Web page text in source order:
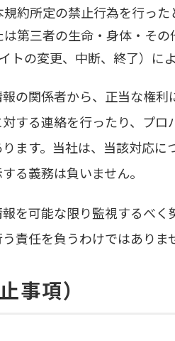
約所定の禁止行為を行った
第三者の生命・身体・そ
トの変更、中断、終了）に
の関係者から、正当な権
する連絡を行ったり、プ
ます。当社は、当該対応
る義務は負いません。
を可能な限り監視するべ
責任を負うわけではありま
事項）